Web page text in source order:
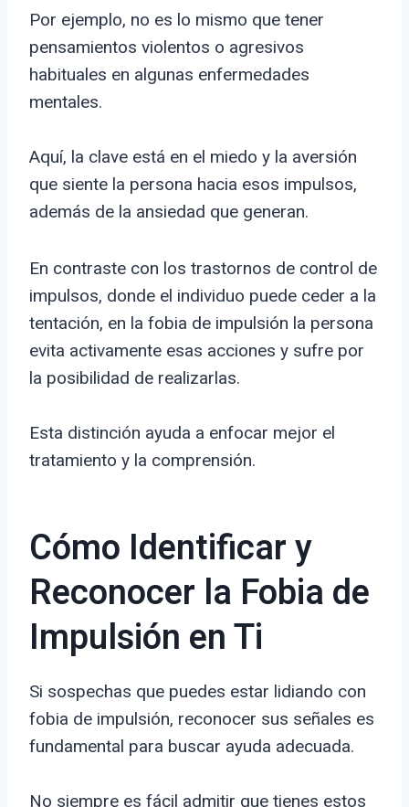
Por ejemplo, no es lo mismo que tener
pensamientos violentos o agresivos
habituales en algunas enfermedades
mentales.
Aquí, la clave está en el miedo y la aversión
que siente la persona hacia esos impulsos,
además de la ansiedad que generan.
En contraste con los trastornos de control de
impulsos, donde el individuo puede ceder a la
tentación, en la fobia de impulsión la persona
evita activamente esas acciones y sufre por
la posibilidad de realizarlas.
Esta distinción ayuda a enfocar mejor el
tratamiento y la comprensión.
Cómo Identificar y
Reconocer la Fobia de
Impulsión en Ti
Si sospechas que puedes estar lidiando con
fobia de impulsión, reconocer sus señales es
fundamental para buscar ayuda adecuada.
No siempre es fácil admitir que tienes estos